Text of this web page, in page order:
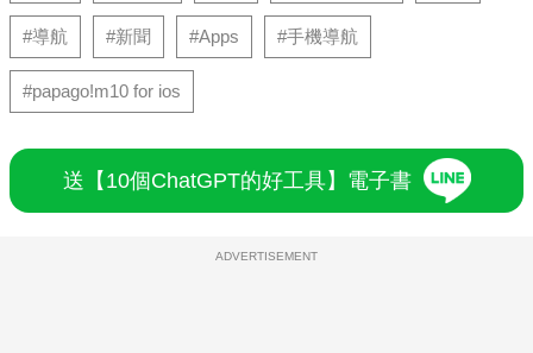
#導航 #新聞 #Apps #手機導航
#papago!m10 for ios
送【10個ChatGPT的好工具】電子書
ADVERTISEMENT